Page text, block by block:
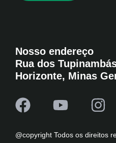
Nosso endereço
Rua dos
Horizonte, Minas
@copyright Todos os direitos